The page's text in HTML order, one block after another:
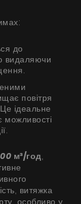
до
видаляючи
повітря
ідеальне
м³/год,
витяжка
особливо у